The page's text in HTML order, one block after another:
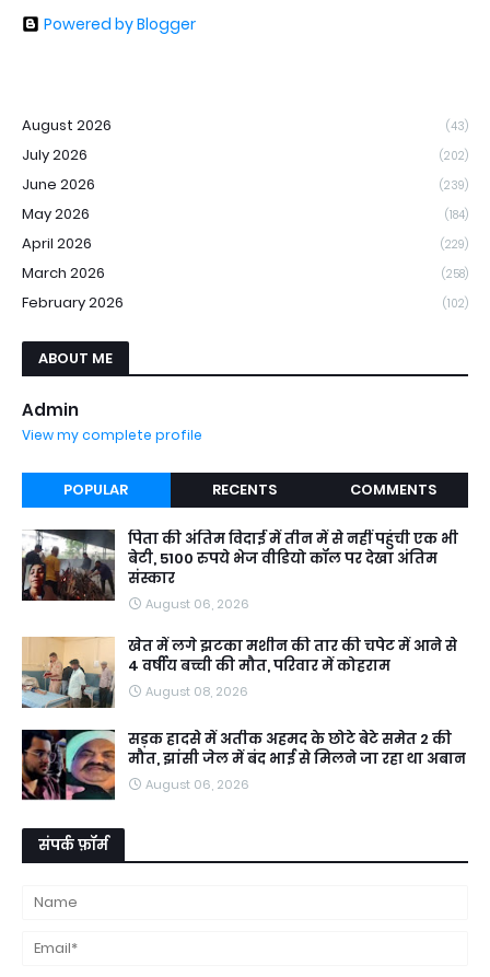
Powered by Blogger
August 2026 (43)
July 2026 (202)
June 2026 (239)
May 2026 (184)
April 2026 (229)
March 2026 (258)
February 2026 (102)
ABOUT ME
Admin
View my complete profile
POPULAR RECENTS COMMENTS
पिता की अंतिम विदाई में तीन में से नहीं पहुंची एक भी
बेटी, 5100 रुपये भेज वीडियो कॉल पर देखा अंतिम
संस्कार
August 06, 2026
खेत में लगे झटका मशीन की तार की चपेट में आने से
4 वर्षीय बच्ची की मौत, परिवार में कोहराम
August 08, 2026
सड़क हादसे में अतीक अहमद के छोटे बेटे समेत 2 की
मौत, झांसी जेल में बंद भाई से मिलने जा रहा था अबान
August 06, 2026
संपर्क फ़ॉर्म